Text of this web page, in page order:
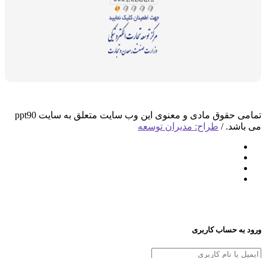
تمامی حقوق مادی و معنوی این وب سایت متعلق به سایت ppt90
/ طراح: مدیران توسعه
حساب کاربری